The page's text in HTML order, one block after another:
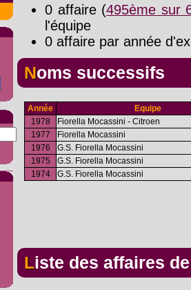
0 affaire (495ème sur
l'équipe
0 affaire par année
Noms successifs
Année
Equipe
1978
Fiorella Mocassini - Citroen
1977
Fiorella Mocassini
1976
G.S. Fiorella Mocassini
1975
G.S. Fiorella Mocassini
1974
G.S. Fiorella Mocassini
Liste des affaires